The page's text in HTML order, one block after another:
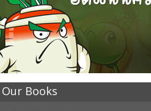
Our Books